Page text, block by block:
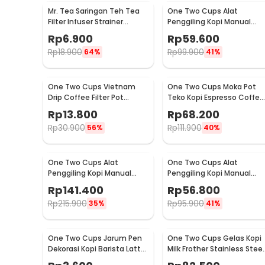
Mr. Tea Saringan Teh Tea
Filter Infuser Strainer
Chilling Man Silicon - MR03
Rp6.900
Rp18.900 64%
One Two Cups Alat
Penggiling Kopi Manual
Coffee Grinder Portable -
WFCG9800
Rp59.600
Rp99.900 41%
One Two Cups Vietnam
Drip Coffee Filter Pot
Saringan Kopi 180ml 8Q -
LC1
Rp13.800
Rp30.900 56%
One Two Cups Moka Pot
Teko Kopi Espresso Coffee
Stovetop 4 Cup 200ml -
Z20
Rp68.200
Rp111.900 40%
One Two Cups Alat
Penggiling Kopi Manual
Coffee Grinder Wood 30g -
CW85532
Rp141.400
Rp215.900 35%
One Two Cups Alat
Penggiling Kopi Manual
Coffee Grinder 160ml -
CF012
Rp56.800
Rp95.900 41%
One Two Cups Jarum Pen
Dekorasi Kopi Barista Latte
Art Needle 13cm - F3F27
One Two Cups Gelas Kopi
Milk Frother Stainless Steel
400ml - WZ0011